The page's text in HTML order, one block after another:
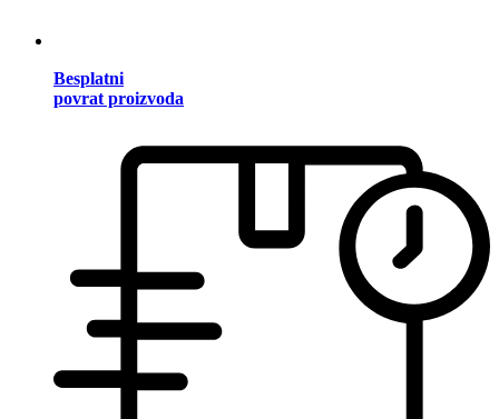
Besplatni
povrat proizvoda